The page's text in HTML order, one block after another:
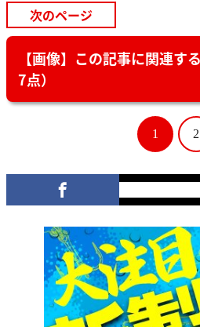
次のページ
【画像】この記事に関連す
7点）
1 2